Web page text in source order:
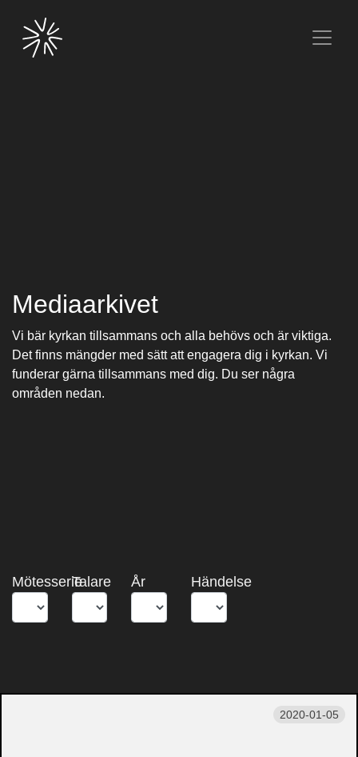
Mediaarkivet
Vi bär kyrkan tillsammans och alla behövs och är viktiga.
Det finns mängder med sätt att engagera dig i kyrkan. Vi
funderar gärna tillsammans med dig. Du ser några
områden nedan.
MötesserieTalare År Händelse
2020-01-05